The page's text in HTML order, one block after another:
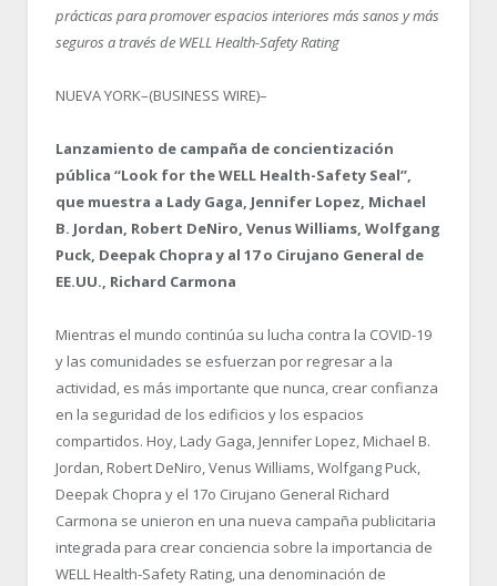
prácticas para promover espacios interiores más sanos y más
seguros a través de WELL Health-Safety Rating
NUEVA YORK–(BUSINESS WIRE)–
Lanzamiento de campaña de concientización
pública “Look for the WELL Health-Safety Seal”,
que muestra a Lady Gaga, Jennifer Lopez, Michael
B. Jordan, Robert DeNiro, Venus Williams, Wolfgang
Puck, Deepak Chopra y al 17o Cirujano General de
EE.UU., Richard Carmona
Mientras el mundo continúa su lucha contra la COVID-19
y las comunidades se esfuerzan por regresar a la
actividad, es más importante que nunca, crear confianza
en la seguridad de los edificios y los espacios
compartidos. Hoy, Lady Gaga, Jennifer Lopez, Michael B.
Jordan, Robert DeNiro, Venus Williams, Wolfgang Puck,
Deepak Chopra y el 17o Cirujano General Richard
Carmona se unieron en una nueva campaña publicitaria
integrada para crear conciencia sobre la importancia de
WELL Health-Safety Rating, una denominación de